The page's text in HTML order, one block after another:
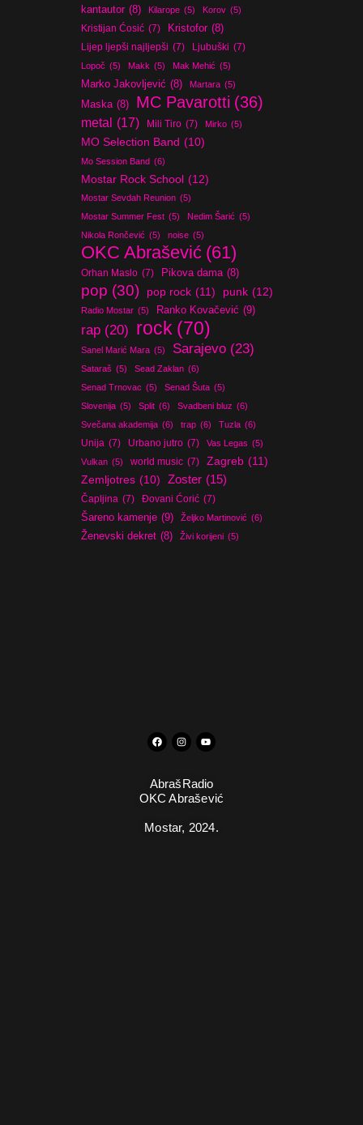
kantautor (8) Kilarope (5) Korov (5)
Kristijan Ćosić (7) Kristofor (8)
Lijep ljepši najljepši (7) Ljubuški (7)
Lopoč (5) Makk (5) Mak Mehić (5)
Marko Jakovljević (8) Martara (5)
Maska (8) MC Pavarotti (36)
metal (17) Mili Tiro (7) Mirko (5)
MO Selection Band (10)
Mo Session Band (6)
Mostar Rock School (12)
Mostar Sevdah Reunion (5)
Mostar Summer Fest (5) Nedim Šarić (5)
Nikola Rončević (5) noise (5)
OKC Abrašević (61)
Orhan Maslo (7) Pikova dama (8)
pop (30) pop rock (11) punk (12)
Radio Mostar (5) Ranko Kovačević (9)
rap (20) rock (70)
Sanel Marić Mara (5) Sarajevo (23)
Sataraš (5) Sead Zaklan (6)
Senad Trnovac (5) Senad Šuta (5)
Slovenija (5) Split (6) Svadbeni bluz (6)
Svečana akademija (6) trap (6) Tuzla (6)
Unija (7) Urbano jutro (7) Vas Legas (5)
Vulkan (5) world music (7) Zagreb (11)
Zemljotres (10) Zoster (15)
Čapljina (7) Đovani Ćorić (7)
Šareno kamenje (9) Željko Martinović (6)
Ženevski dekret (8) Živi korijeni (5)
AbrašRadio
OKC Abrašević
Mostar, 2024.